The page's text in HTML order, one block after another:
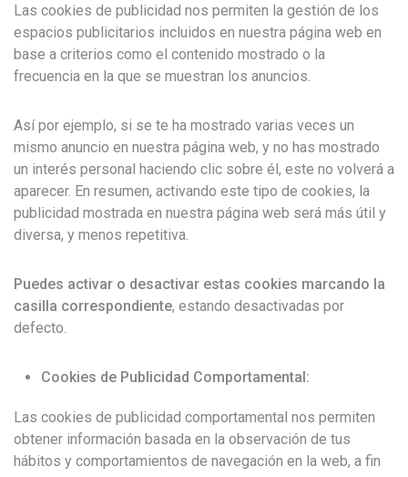
Las cookies de publicidad nos permiten la gestión de los
espacios publicitarios incluidos en nuestra página web en
base a criterios como el contenido mostrado o la
frecuencia en la que se muestran los anuncios.
Así por ejemplo, si se te ha mostrado varias veces un
mismo anuncio en nuestra página web, y no has mostrado
un interés personal haciendo clic sobre él, este no volverá a
aparecer. En resumen, activando este tipo de cookies, la
publicidad mostrada en nuestra página web será más útil y
diversa, y menos repetitiva.
Puedes activar o desactivar estas cookies marcando la
casilla correspondiente, estando desactivadas por
defecto.
Cookies de Publicidad Comportamental:
Las cookies de publicidad comportamental nos permiten
obtener información basada en la observación de tus
hábitos y comportamientos de navegación en la web, a fin